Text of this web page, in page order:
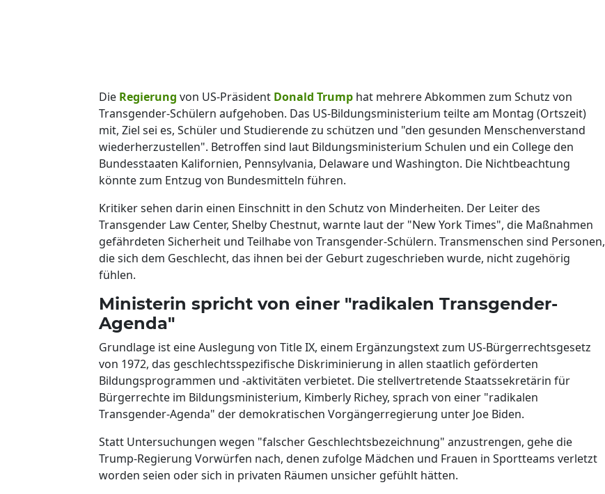
Die Regierung von US-Präsident Donald Trump hat mehrere Abkommen zum Schutz von
Transgender-Schülern aufgehoben. Das US-Bildungsministerium teilte am Montag (Ortszeit)
mit, Ziel sei es, Schüler und Studierende zu schützen und "den gesunden Menschenverstand
wiederherzustellen". Betroffen sind laut Bildungsministerium Schulen und ein College den
Bundesstaaten Kalifornien, Pennsylvania, Delaware und Washington. Die Nichtbeachtung
könnte zum Entzug von Bundesmitteln führen.
Kritiker sehen darin einen Einschnitt in den Schutz von Minderheiten. Der Leiter des
Transgender Law Center, Shelby Chestnut, warnte laut der "New York Times", die Maßnahmen
gefährdeten Sicherheit und Teilhabe von Transgender-Schülern. Transmenschen sind Personen,
die sich dem Geschlecht, das ihnen bei der Geburt zugeschrieben wurde, nicht zugehörig
fühlen.
Ministerin spricht von einer "radikalen Transgender-
Agenda"
Grundlage ist eine Auslegung von Title IX, einem Ergänzungstext zum US-Bürgerrechtsgesetz
von 1972, das geschlechtsspezifische Diskriminierung in allen staatlich geförderten
Bildungsprogrammen und -aktivitäten verbietet. Die stellvertretende Staatssekretärin für
Bürgerrechte im Bildungsministerium, Kimberly Richey, sprach von einer "radikalen
Transgender-Agenda" der demokratischen Vorgängerregierung unter Joe Biden.
Statt Untersuchungen wegen "falscher Geschlechtsbezeichnung" anzustrengen, gehe die
Trump-Regierung Vorwürfen nach, denen zufolge Mädchen und Frauen in Sportteams verletzt
worden seien oder sich in privaten Räumen unsicher gefühlt hätten.